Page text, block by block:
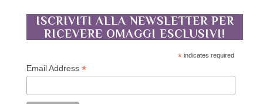
ISCRIVITI ALLA NEWSLETTER PER
RICEVERE OMAGGI ESCLUSIVI!
* indicates required
Email Address*